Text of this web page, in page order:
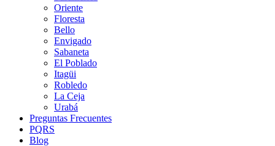
Oriente
Floresta
Bello
Envigado
Sabaneta
El Poblado
Itagüi
Robledo
La Ceja
Urabá
Preguntas Frecuentes
PQRS
Blog